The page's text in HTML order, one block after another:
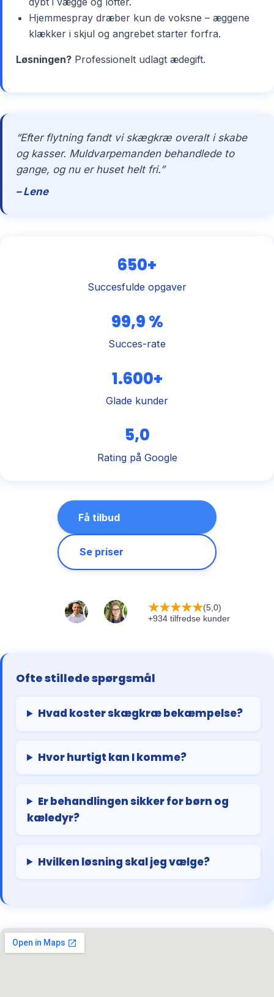
Hjemmespray dræber kun de voksne – æggene
klækker i skjul og angrebet starter forfra.
Løsningen? Professionelt udlagt ædegift.
“Efter flytning fandt vi skægkræ overalt i skabe
og kasser. Muldvarpemanden behandlede to
gange, og nu er huset helt fri.”
– Lene
650+
Succesfulde opgaver
99,9 %
Succes-rate
1.600+
Glade kunder
5,0
Rating på Google
Få tilbud
Se priser
★★★★★(5,0)
+934 tilfredse kunder
Ofte stillede spørgsmål
Hvad koster skægkræ bekæmpelse?
Hvor hurtigt kan I komme?
Er behandlingen sikker for børn og
kæledyr?
Hvilken løsning skal jeg vælge?